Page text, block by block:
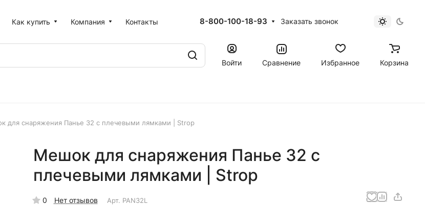
Как купить Компания Контакты 8-800-100-18-93 Заказать звонок
Войти Сравнение Избранное Корзина
для снаряжения Панье 32 с плечевыми лямками | Strop
Мешок для снаряжения Панье 32 с
плечевыми лямками | Strop
0 Нет отзывов Арт. PAN32L